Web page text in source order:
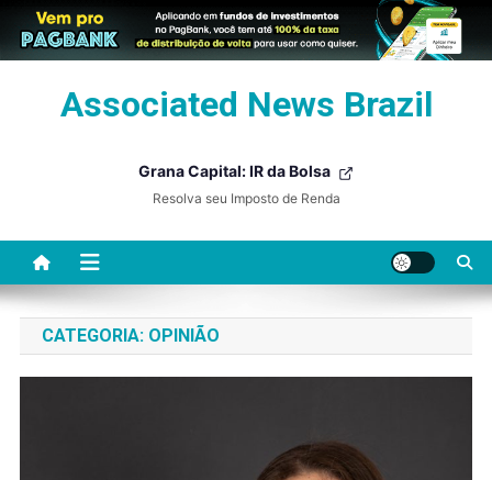
Associated News Brazil
Grana Capital: IR da Bolsa
Resolva seu Imposto de Renda
CATEGORIA: OPINIÃO